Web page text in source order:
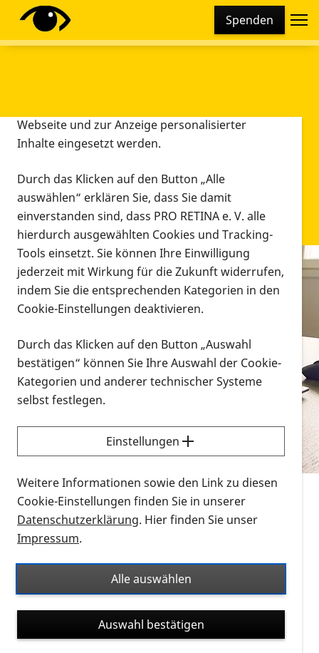
Spenden
Infomaterial
Infomaterial
Vorlesen
Alle Infomaterialien in verschiedenen
Formaten an einem Ort
Sie möchten wissen, wie Sie nach Infonmaterial
suchen und dieses bestellen bzw. herunterladen
können? Schauen Sie sich dieErklärvideos zum
Thema Infomaterial auf der PRO RETINA-Website
für blinde und sehbehinderte Menschen an.
Auf dieser Seite finden Sie sämtliches Infomaterial
Ort. Nutzen Sie den Formatfilter, um ausschließlich
nach Flyern und Broschüren, Audios oder Videos zu
suchen. Die meisten Flyer und Broschüren werden in
verschiedenen Formaten angeboten: zur
postalischen Bestellung als gedruckte Variante
Diese Webseite setzt verschiedene Cookies und
Tracking-Tools ein. Dies beinhaltet Cookies und
Webseite und zur Anzeige personalisierter
Inhalte eingesetzt werden.
Durch das Klicken auf den Button „Alle
auswählen“ erklären Sie, dass Sie damit
einverstanden sind, dass PRO RETINA e. V. alle
hierdurch ausgewählten Cookies und Tracking-
Tools einsetzt. Sie können Ihre Einwilligung
jederzeit mit Wirkung für die Zukunft widerrufen,
indem Sie die entsprechenden Kategorien in den
Cookie-Einstellungen deaktivieren.
Durch das Klicken auf den Button „Auswahl
bestätigen“ können Sie Ihre Auswahl der Cookie-
Kategorien und anderer technischer Systeme
selbst festlegen.
Einstellungen
Weitere Informationen sowie den Link zu diesen
Cookie-Einstellungen finden Sie in unserer
Datenschutzerklärung. Hier finden Sie unser
Impressum.
Alle auswählen
Auswahl bestätigen